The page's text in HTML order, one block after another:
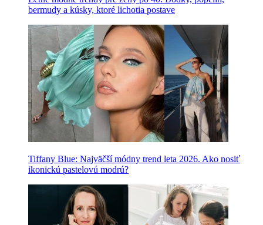
bermudy a kúsky, ktoré lichotia postave
Tiffany Blue: Najväčší módny trend leta 2026. Ako nosiť
ikonickú pastelovú modrú?